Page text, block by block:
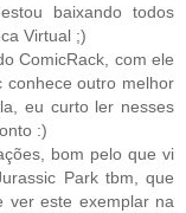
baixando todos
Virtual ;)
ComicRack, com ele
conhece outro melhor
eu curto ler nesses
:)
bom pelo que vi
Park tbm, que
ver este exemplar na